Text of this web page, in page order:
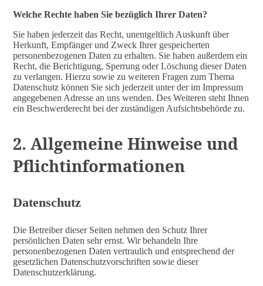
Welche Rechte haben Sie bezüglich Ihrer Daten?
Sie haben jederzeit das Recht, unentgeltlich Auskunft über
Herkunft, Empfänger und Zweck Ihrer gespeicherten
personenbezogenen Daten zu erhalten. Sie haben außerdem ein
Recht, die Berichtigung, Sperrung oder Löschung dieser Daten
zu verlangen. Hierzu sowie zu weiteren Fragen zum Thema
Datenschutz können Sie sich jederzeit unter der im Impressum
angegebenen Adresse an uns wenden. Des Weiteren steht Ihnen
ein Beschwerderecht bei der zuständigen Aufsichtsbehörde zu.
2. Allgemeine Hinweise und
Pflichtinformationen
Datenschutz
Die Betreiber dieser Seiten nehmen den Schutz Ihrer
persönlichen Daten sehr ernst. Wir behandeln Ihre
personenbezogenen Daten vertraulich und entsprechend der
gesetzlichen Datenschutzvorschriften sowie dieser
Datenschutzerklärung.